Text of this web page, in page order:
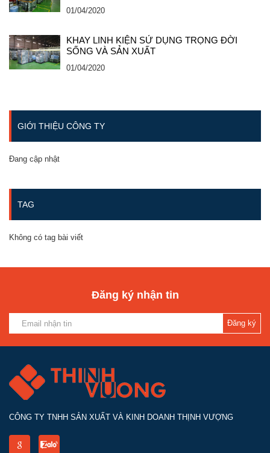
01/04/2020
KHAY LINH KIỆN SỬ DỤNG TRỌNG ĐỜI
SỐNG VÀ SẢN XUẤT
01/04/2020
GIỚI THIỆU CÔNG TY
Đang cập nhật
TAG
Không có tag bài viết
Đăng ký nhận tin
Đăng ký
CÔNG TY TNHH SẢN XUẤT VÀ KINH DOANH THỊNH VƯỢNG